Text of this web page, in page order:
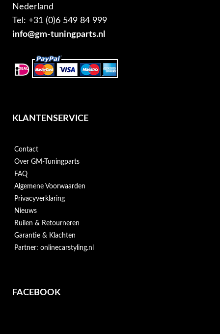
Nederland
Tel: +31 (0)6 549 84 999
info@gm-tuningparts.nl
KLANTENSERVICE
Contact
Over GM-Tuningparts
FAQ
Algemene Voorwaarden
Privacyverklaring
Nieuws
Ruilen & Retourneren
Garantie & Klachten
Partner: onlinecarstyling.nl
FACEBOOK